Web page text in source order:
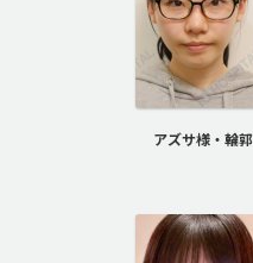
アズサ様・輪